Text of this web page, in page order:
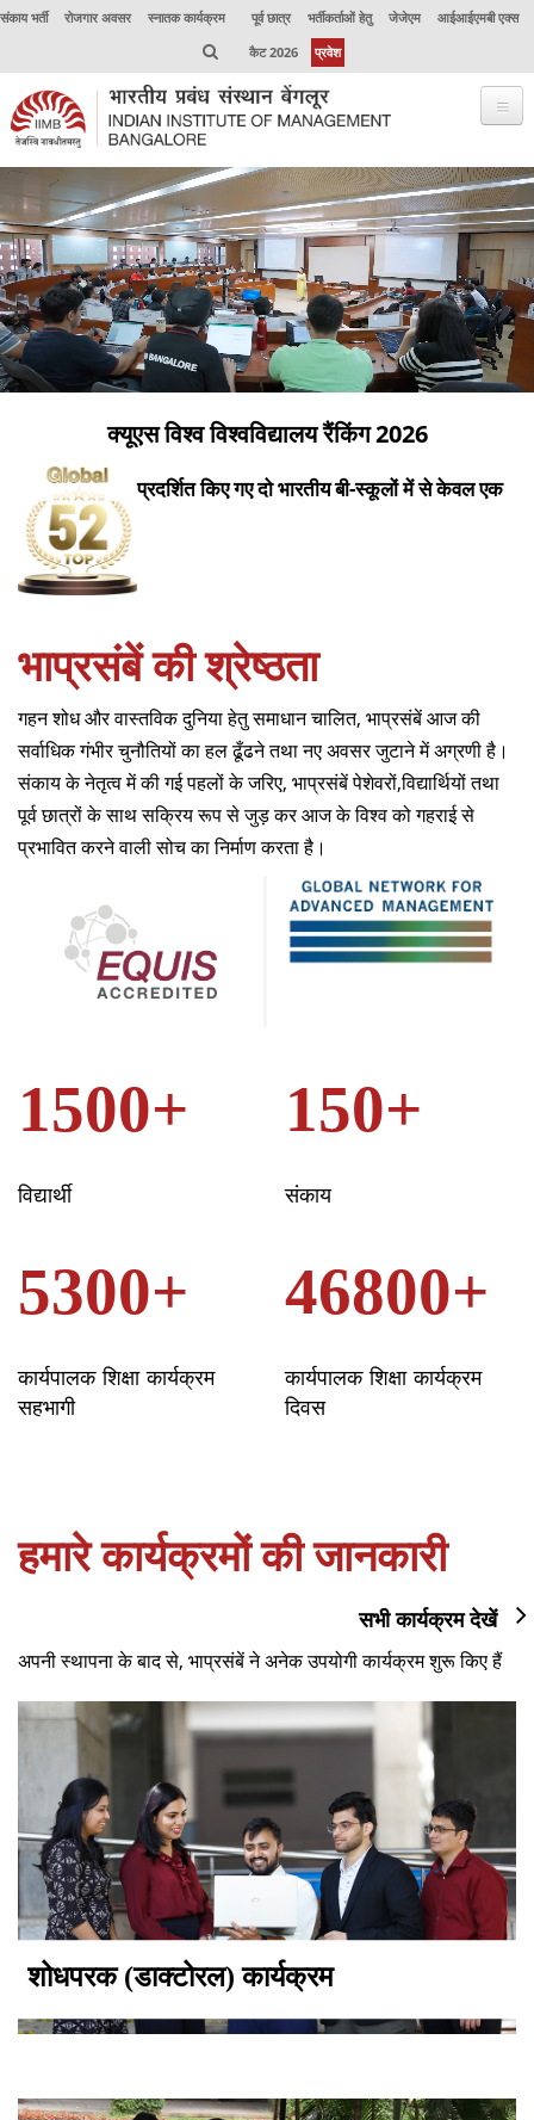
संकाय भर्ती रोजगार अवसर स्नातक कार्यक्रम पूर्व छात्र भर्तीकर्ताओं हेतु जेजेएम
आईआईएमबी एक्स
कैट 2026
प्रवेश
क्यूएस विश्व विश्वविद्यालय रैंकिंग 2026
प्रदर्शित किए गए दो भारतीय बी-स्कूलों में से केवल एक
भाप्रसंबें की श्रेष्ठता
गहन शोध और वास्तविक दुनिया हेतु समाधान चालित, भाप्रसंबें आज की
सर्वाधिक गंभीर चुनौतियों का हल ढूँढने तथा नए अवसर जुटाने में अग्रणी है।
संकाय के नेतृत्व में की गई पहलों के जरिए, भाप्रसंबें पेशेवरों,विद्यार्थियों तथा
पूर्व छात्रों के साथ सक्रिय रूप से जुड़ कर आज के विश्व को गहराई से
प्रभावित करने वाली सोच का निर्माण करता है।
1500+
विद्यार्थी
150+
संकाय
5300+
कार्यपालक शिक्षा कार्यक्रम
सहभागी
46800+
कार्यपालक शिक्षा कार्यक्रम
दिवस
हमारे कार्यक्रमों की जानकारी
सभी कार्यक्रम देखें
अपनी स्थापना के बाद से, भाप्रसंबें ने अनेक उपयोगी कार्यक्रम शुरू किए हैं
शोधपरक (डाक्टोरल) कार्यक्रम